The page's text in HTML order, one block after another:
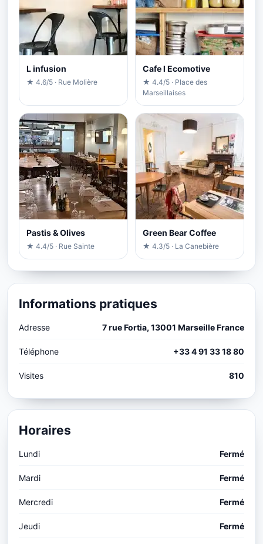
L infusion
★ 4.6/5 · Rue Molière
Cafe l Ecomotive
★ 4.4/5 · Place des
Marseillaises
Pastis & Olives
★ 4.4/5 · Rue Sainte
Green Bear Coffee
★ 4.3/5 · La Canebière
Informations pratiques
Adresse 7 rue Fortia, 13001 Marseille France
Téléphone +33 4 91 33 18 80
Visites 810
Horaires
Lundi Fermé
Mardi Fermé
Mercredi Fermé
Jeudi Fermé